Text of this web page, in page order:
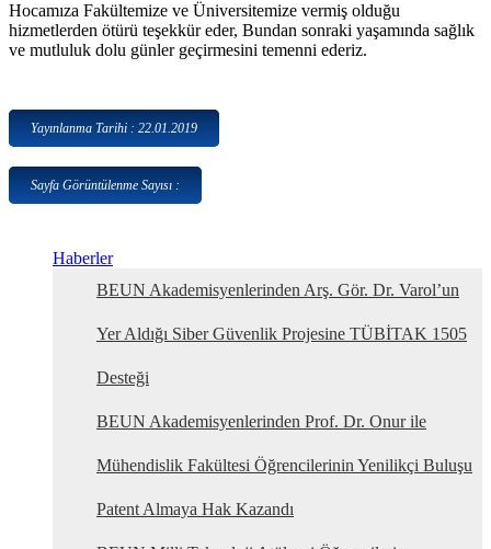
Hocamıza Fakültemize ve Üniversitemize vermiş olduğu
hizmetlerden ötürü teşekkür eder, Bundan sonraki yaşamında sağlık
ve mutluluk dolu günler geçirmesini temenni ederiz.
Yayınlanma Tarihi : 22.01.2019
Sayfa Görüntülenme Sayısı :
Haberler
BEUN Akademisyenlerinden Arş. Gör. Dr. Varol’un
Yer Aldığı Siber Güvenlik Projesine TÜBİTAK 1505
Desteği
BEUN Akademisyenlerinden Prof. Dr. Onur ile
Mühendislik Fakültesi Öğrencilerinin Yenilikçi Buluşu
Patent Almaya Hak Kazandı